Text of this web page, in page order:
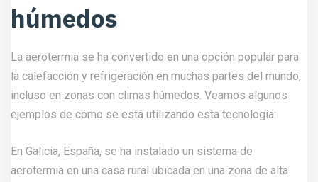
húmedos
La aerotermia se ha convertido en una opción popular para
la calefacción y refrigeración en muchas partes del mundo,
incluso en zonas con climas húmedos. Veamos algunos
ejemplos de cómo se está utilizando esta tecnología:
En Galicia, España, se ha instalado un sistema de
aerotermia en una casa rural ubicada en una zona de alta